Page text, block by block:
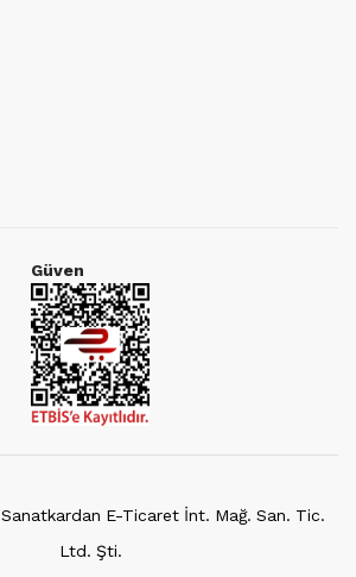
Güven
Sanatkardan E-Ticaret İnt. Mağ. San. Tic.
Ltd. Şti.